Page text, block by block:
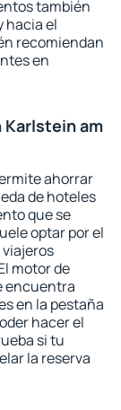
también
hacia el
recomiendan
en
Karlstein am
ahorrar
de hoteles
que se
optar por el
viajeros
motor de
encuentra
en la pestaña
hacer el
si tu
la reserva